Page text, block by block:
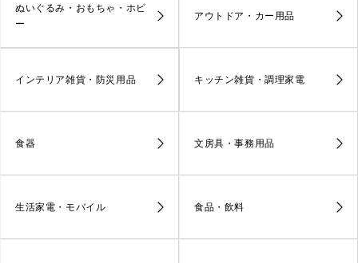
ぬいぐるみ・おもちゃ・ホビ
ー
アウトドア・カー用品
インテリア雑貨・防災用品 キッチン雑貨・調理家電
食器 文房具・事務用品
生活家電・モバイル 食品・飲料